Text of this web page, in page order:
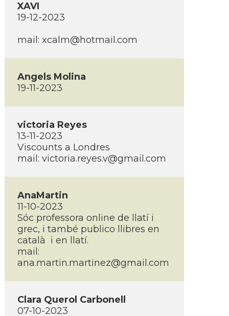
XAVI
19-12-2023
mail: xcalm@hotmail.com
Angels Molina
19-11-2023
victoria Reyes
13-11-2023
Viscounts a Londres
mail: victoria.reyes.v@gmail.com
AnaMartin
11-10-2023
Sóc professora online de llatí­ i
grec, i també publico llibres en
català i en llatí­.
mail:
ana.martin.martinez@gmail.com
Clara Querol Carbonell
07-10-2023